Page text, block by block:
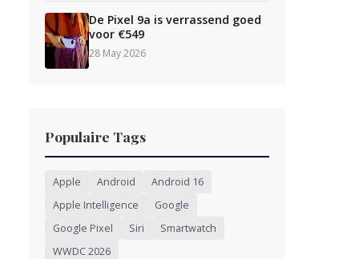
De Pixel 9a is verrassend goed
voor €549
28 May 2026
Populaire Tags
Apple Android
Android 16
Apple Intelligence
Google
Google Pixel
Siri
Smartwatch
WWDC 2026